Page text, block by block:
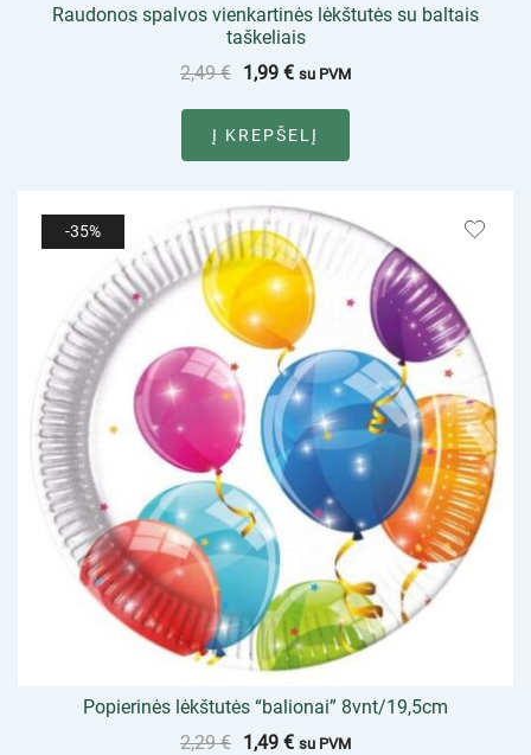
Raudonos spalvos vienkartinės lėkštutės su baltais
taškeliais
2,49€ 1,99 € su PVM
Į KREPŠELĮ
-35%
Popierinės lėkštutės “balionai” 8vnt/19,5cm
2,29€ 1,49 € su PVM